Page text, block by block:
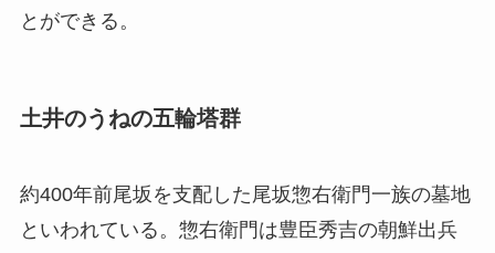
とができる。
土井のうねの五輪塔群
約400年前尾坂を支配した尾坂惣右衛門一族の墓地
といわれている。惣右衛門は豊臣秀吉の朝鮮出兵